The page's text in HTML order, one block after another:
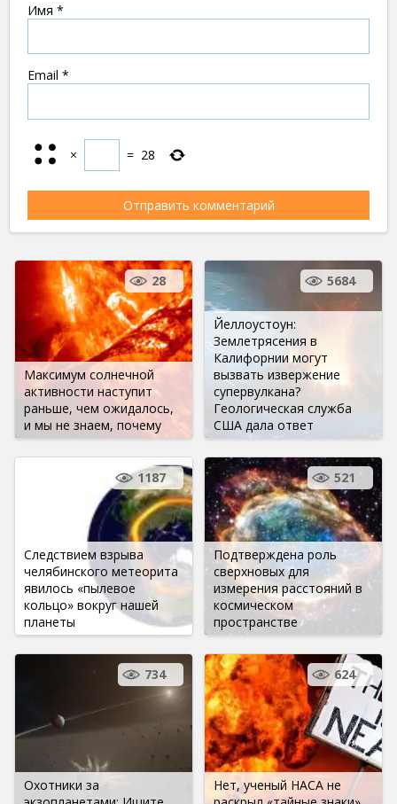
Имя *
Email *
× = 28
Максимум солнечной
активности наступит
раньше, чем ожидалось,
и мы не знаем, почему
28
Йеллоустоун:
Землетрясения в
Калифорнии могут
вызвать извержение
супервулкана?
Геологическая служба
США дала ответ
5684
Следствием взрыва
челябинского метеорита
явилось «пылевое
кольцо» вокруг нашей
планеты
1187
Подтверждена роль
сверхновых для
измерения расстояний в
космическом
пространстве
521
Охотники за
734
Нет, ученый НАСА не
624